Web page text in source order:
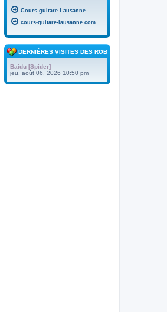
Cours guitare Lausanne
cours-guitare-lausanne.com
DERNIÈRES VISITES DES ROBOTS
Baidu [Spider]
jeu. août 06, 2026 10:50 pm